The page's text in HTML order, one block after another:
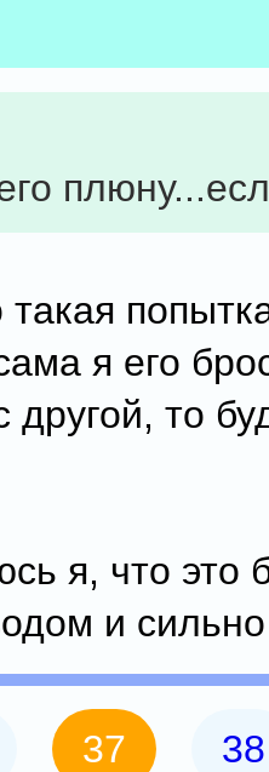
я его
другой, то
я, что это
и
37 38